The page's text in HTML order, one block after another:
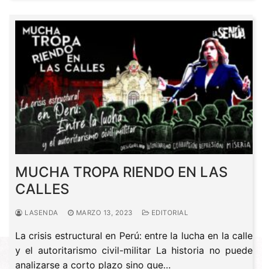
MUCHA TROPA RIENDO EN LAS
CALLES
LASENDA MARZO 13, 2023 EDITORIAL
La crisis estructural en Perú: entre la lucha en la calle
y el autoritarismo civil-militar La historia no puede
analizarse a corto plazo sino que…